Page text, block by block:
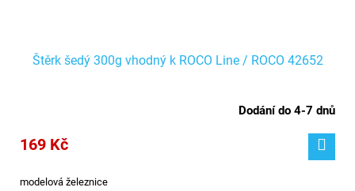
Štěrk šedý 300g vhodný k ROCO Line / ROCO 42652
Dodání do 4-7 dnů
169 Kč
modelová železnice